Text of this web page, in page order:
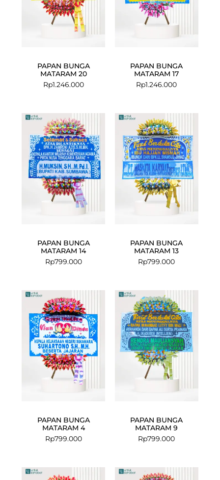
PAPAN BUNGA
MATARAM 20
Rp1.246.000
PAPAN BUNGA
MATARAM 17
Rp1.246.000
PAPAN BUNGA
MATARAM 14
Rp799.000
PAPAN BUNGA
MATARAM 13
Rp799.000
PAPAN BUNGA
MATARAM 4
Rp799.000
PAPAN BUNGA
MATARAM 9
Rp799.000